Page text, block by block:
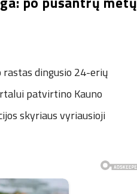
rastas dingusio 24-erių
patvirtino Kauno
skyriaus vyriausioji